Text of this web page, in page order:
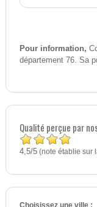
Pour information,
département 76. Sa
Qualité perçue par
4,5/5(note établie sur